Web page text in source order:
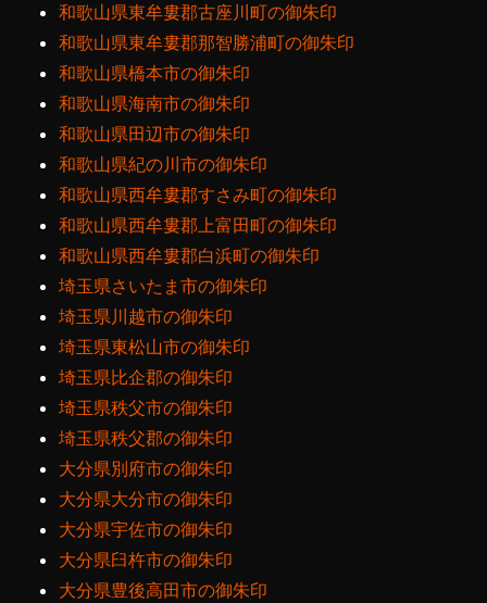
和歌山県東牟婁郡古座川町の御朱印
和歌山県東牟婁郡那智勝浦町の御朱印
和歌山県橋本市の御朱印
和歌山県海南市の御朱印
和歌山県田辺市の御朱印
和歌山県紀の川市の御朱印
和歌山県西牟婁郡すさみ町の御朱印
和歌山県西牟婁郡上富田町の御朱印
和歌山県西牟婁郡白浜町の御朱印
埼玉県さいたま市の御朱印
埼玉県川越市の御朱印
埼玉県東松山市の御朱印
埼玉県比企郡の御朱印
埼玉県秩父市の御朱印
埼玉県秩父郡の御朱印
大分県別府市の御朱印
大分県大分市の御朱印
大分県宇佐市の御朱印
大分県臼杵市の御朱印
大分県豊後高田市の御朱印